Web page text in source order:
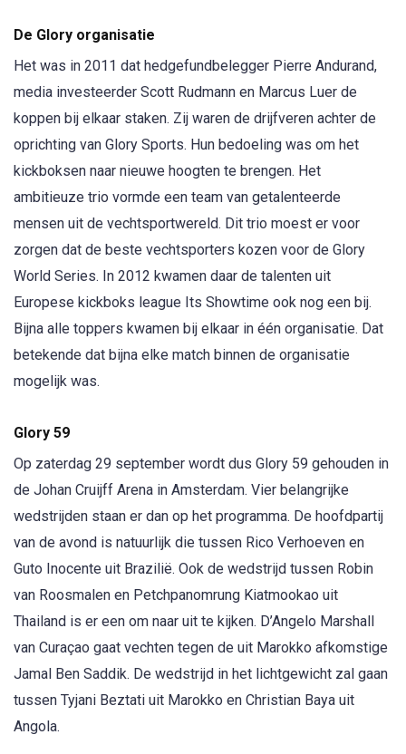
De Glory organisatie
Het was in 2011 dat hedgefundbelegger Pierre Andurand,
media investeerder Scott Rudmann en Marcus Luer de
koppen bij elkaar staken. Zij waren de drijfveren achter de
oprichting van Glory Sports. Hun bedoeling was om het
kickboksen naar nieuwe hoogten te brengen. Het
ambitieuze trio vormde een team van getalenteerde
mensen uit de vechtsportwereld. Dit trio moest er voor
zorgen dat de beste vechtsporters kozen voor de Glory
World Series. In 2012 kwamen daar de talenten uit
Europese kickboks league Its Showtime ook nog een bij.
Bijna alle toppers kwamen bij elkaar in één organisatie. Dat
betekende dat bijna elke match binnen de organisatie
mogelijk was.
Glory 59
Op zaterdag 29 september wordt dus Glory 59 gehouden in
de Johan Cruijff Arena in Amsterdam. Vier belangrijke
wedstrijden staan er dan op het programma. De hoofdpartij
van de avond is natuurlijk die tussen Rico Verhoeven en
Guto Inocente uit Brazilië. Ook de wedstrijd tussen Robin
van Roosmalen en Petchpanomrung Kiatmookao uit
Thailand is er een om naar uit te kijken. D’Angelo Marshall
van Curaçao gaat vechten tegen de uit Marokko afkomstige
Jamal Ben Saddik. De wedstrijd in het lichtgewicht zal gaan
tussen Tyjani Beztati uit Marokko en Christian Baya uit
Angola.